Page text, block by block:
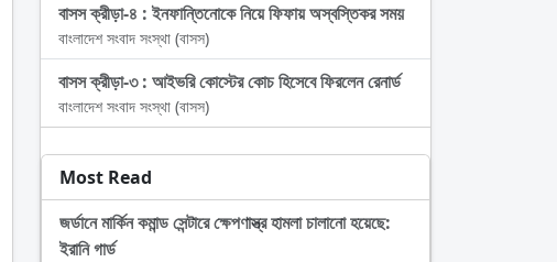
বাসস ক্রীড়া-৪ : ইনফান্তিনোকে নিয়ে ফিফায় অস্বস্তিকর সময়
বাংলাদেশ সংবাদ সংস্থা (বাসস)
বাসস ক্রীড়া-৩ : আইভরি কোস্টের কোচ হিসেবে ফিরলেন রেনার্ড
বাংলাদেশ সংবাদ সংস্থা (বাসস)
Most Read
জর্ডানে মার্কিন কমান্ড সেন্টারে ক্ষেপণাস্ত্র হামলা চালানো হয়েছে:
ইরানি গার্ড